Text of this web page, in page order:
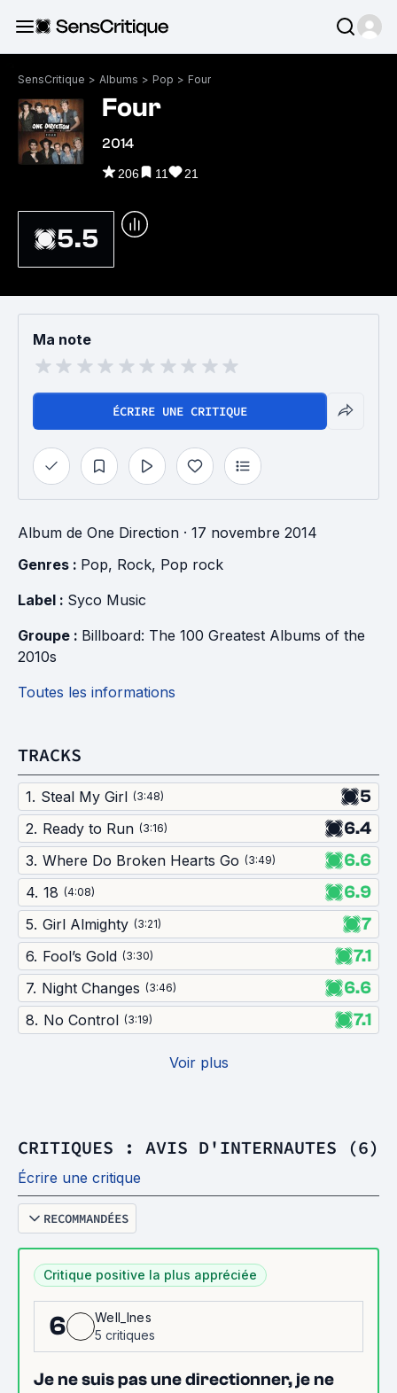
SensCritique > Albums > Pop > Four
Four
2014
206 11 21
5.5
Ma note
ÉCRIRE UNE CRITIQUE
Album de One Direction · 17 novembre 2014
Genres : Pop, Rock, Pop rock
Label : Syco Music
Groupe : Billboard: The 100 Greatest Albums of the
2010s
Toutes les informations
TRACKS
1. Steal My Girl (3:48) 5
2. Ready to Run (3:16) 6.4
3. Where Do Broken Hearts Go (3:49) 6.6
4. 18 (4:08) 6.9
5. Girl Almighty (3:21) 7
6. Fool’s Gold (3:30) 7.1
7. Night Changes (3:46) 6.6
8. No Control (3:19) 7.1
Voir plus
CRITIQUES : AVIS D'INTERNAUTES (6)
Écrire une critique
RECOMMANDÉES
Critique positive la plus appréciée
6
Well_Ines
5 critiques
Je ne suis pas une directionner, je ne